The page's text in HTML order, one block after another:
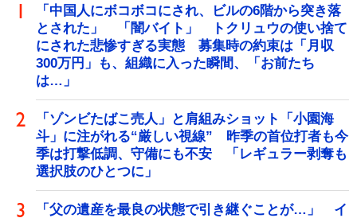
「中国人にボコボコにされ、ビルの6階から突き落
とされた」 「闇バイト」 トクリュウの使い捨て
にされた悲惨すぎる実態 募集時の約束は「月収
300万円」も、組織に入った瞬間、「お前たち
は…」
「ゾンビたばこ売人」と肩組みショット「小園海
斗」に注がれる“厳しい視線” 昨季の首位打者も今
季は打撃低調、守備にも不安 「レギュラー剥奪も
選択肢のひとつに」
「父の遺産を最良の状態で引き継ぐことが…」 イ